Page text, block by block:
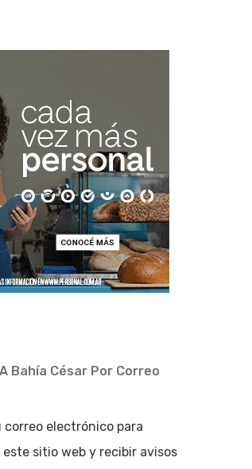
Bahía César Por Correo
electrónico para
sitio web y recibir avisos